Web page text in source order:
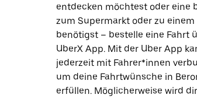
entdecken möchtest oder eine
zum Supermarkt oder zu
benötigst – bestelle eine Fahrt
UberX App. Mit der Uber App
jederzeit mit Fahrer*innen
um deine Fahrtwünsche in
erfüllen. Möglicherweise wird